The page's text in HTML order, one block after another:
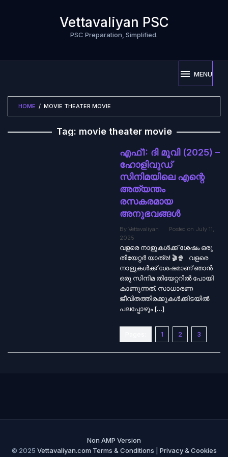
Vettavaliyan PSC
PSC Preparation, Simplified.
MENU
HOME / MOVIE THEATER MOVIE
Tag: movie theater movie
എഫ്1: ദി മൂവി (2025) –
ഹോളിവുഡ്
സിനിമയിലെ എന്റെ
അത്യന്തം
രസകരമായ
അനുഭവങ്ങൾ
By Vettavaliyan Posted on July 11,
2025
വളരെ നാളുകൾക്ക് ശേഷം ഒരു
തിയേറ്റർ യാത്ര! 🎬🍿 വളരെ
നാളുകൾക്ക് ശേഷമാണ് ഞാൻ
ഒരു സിനിമ തിയേറ്ററിൽ പോയി
കാണുന്നത്. സാധാരണ
ജീവിതത്തിരക്കുകൾക്കിടയിൽ
പലപ്പോഴും […]
1 2 3
Non AMP Version
© 2025 Vettavaliyan.com Terms & Conditions
Privacy & Cookies